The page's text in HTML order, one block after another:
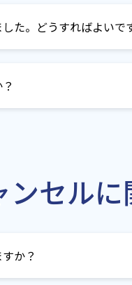
た。どうすればよいで
セルに
か？